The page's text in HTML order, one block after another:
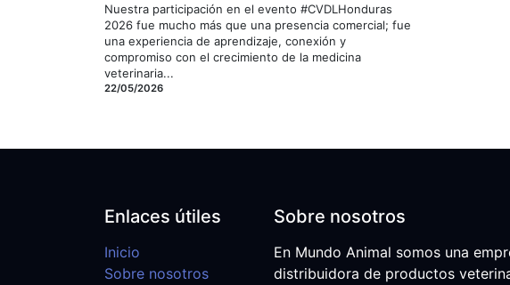
Nuestra participación en el evento #CVDLHonduras
2026 fue mucho más que una presencia comercial; fue
una experiencia de aprendizaje, conexión y
compromiso con el crecimiento de la medicina
veterinaria...
22/05/2026
Enlaces útiles
Inicio
Sobre nosotros
Sobre nosotros
En Mundo Animal somos una
distribuidora de productos